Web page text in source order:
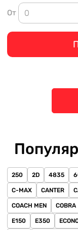
От
250 2D 4835
C-MAX CANTER
COACH MEN COBRA
E150 E350